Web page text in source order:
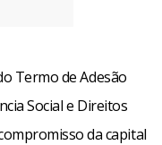
Termo de Adesão
Social e Direitos
da capital